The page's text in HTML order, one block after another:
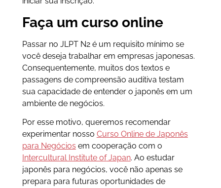
Faça um curso online
Passar no JLPT N2 é um requisito mínimo se
você deseja trabalhar em empresas japonesas.
Consequentemente, muitos dos textos e
passagens de compreensão auditiva testam
sua capacidade de entender o japonês em um
ambiente de negócios.
Por esse motivo, queremos recomendar
experimentar nosso Curso Online de Japonês
para Negócios em cooperação com o
Intercultural Institute ofJapan. Ao estudar
japonês para negócios, você não apenas se
prepara para futuras oportunidades de